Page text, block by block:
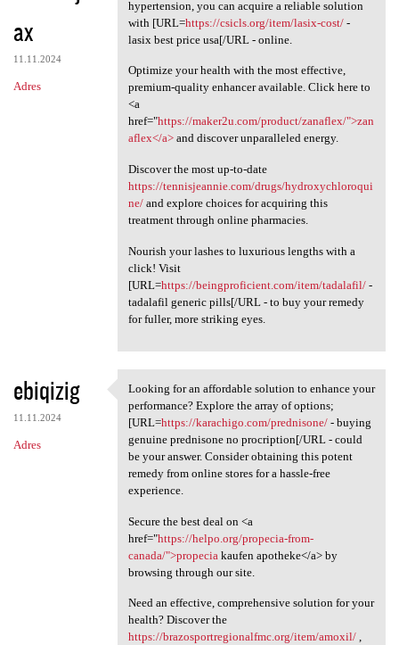
ax
11.11.2024
Adres
hypertension, you can acquire a reliable solution
with [URL=https://csicls.org/item/lasix-cost/-
lasix best price usa[/URL - online.
Optimize your health with the most effective,
premium-quality enhancer available. Click here to
<a
href="https://maker2u.com/product/zanaflex/">zan
aflex</a>and discover unparalleled energy.
Discover the most up-to-date
https://tennisjeannie.com/drugs/hydroxychloroqui
ne/and explore choices for acquiring this
treatment through online pharmacies.
Nourish your lashes to luxurious lengths with a
click! Visit
[URL=https://beingproficient.com/item/tadalafil/-
tadalafil generic pills[/URL - to buy your remedy
for fuller, more striking eyes.
ebiqizig
11.11.2024
Adres
Looking for an affordable
Looking for an affordable solution to enhance your
performance? Explore the array of options;
[URL=https://karachigo.com/prednisone/- buying
genuine prednisone no procription[/URL - could
be your answer. Consider obtaining this potent
remedy from online stores for a hassle-free
experience.
Secure the best deal on <a
href="https://helpo.org/propecia-from-
canada/">propecia kaufen apotheke</a> by
browsing through our site.
Need an effective, comprehensive solution for your
health? Discover the
https://brazosportregionalfmc.org/item/amoxil/,